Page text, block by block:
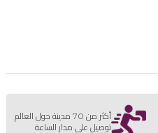
أكثر من 70 مدينة حول العالم
توصيل على مدار الساعة